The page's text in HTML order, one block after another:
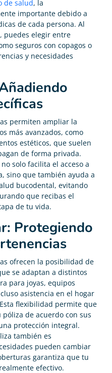
de salud, la
importante debido a
de cada persona. Al
puedes elegir entre
seguros con copagos o
y necesidades
permiten ampliar la
más avanzados, como
estéticos, que suelen
de forma privada.
solo facilita el acceso a
sino que también ayuda a
bucodental, evitando
que recibas el
de tu vida.
Protegiendo
ofrecen la posibilidad de
se adaptan a distintos
para joyas, equipos
asistencia en el hogar
flexibilidad permite que
de acuerdo con sus
protección integral.
también es
pueden cambiar
garantiza que tu
efectivo.